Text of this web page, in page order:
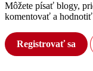
Môžete písať blogy,
komentovať a hodnotiť
Registrovať sa